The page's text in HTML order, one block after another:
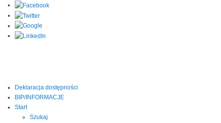
Deklaracja dostępności
BIP/INFORMACJE
Start
Szukaj